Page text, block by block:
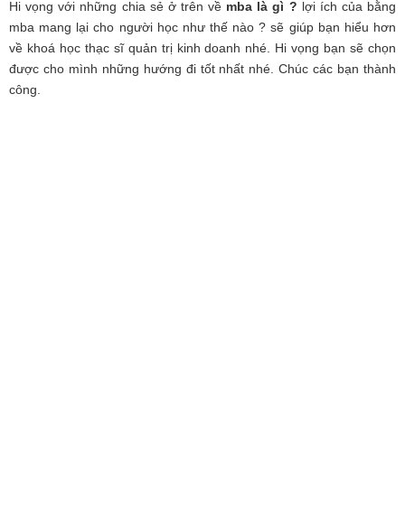
Hi vọng với những chia sẻ ở trên về mba là gì ? lợi ích của bằng
mba mang lại cho người học như thế nào ? sẽ giúp bạn hiểu hơn
về khoá học thạc sĩ quản trị kinh doanh nhé. Hi vọng bạn sẽ chọn
được cho mình những hướng đi tốt nhất nhé. Chúc các bạn thành
công.